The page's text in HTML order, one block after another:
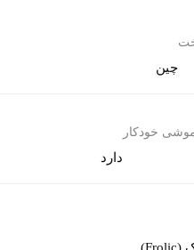
چین
خودکار
دارد